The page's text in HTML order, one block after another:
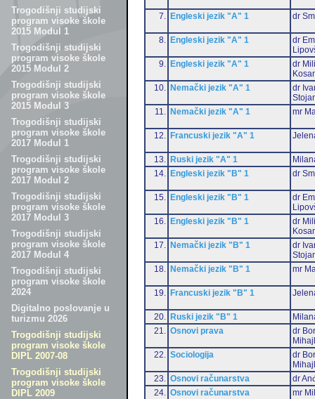
Trogodišnji studijski
program visoke škole
2015 Modul 1
Trogodišnji studijski
program visoke škole
2015 Modul 2
Trogodišnji studijski
program visoke škole
2015 Modul 3
Trogodišnji studijski
program visoke škole
2017 Modul 1
Trogodišnji studijski
program visoke škole
2017 Modul 2
Trogodišnji studijski
program visoke škole
2017 Modul 3
Trogodišnji studijski
program visoke škole
2017 Modul 4
Trogodišnji studijski
program visoke škole
2024
Digitalno poslovanje u
turizmu 2026
Trogodišnji studijski
program visoke škole
DIPL 2007-08
Trogodišnji studijski
program visoke škole
DIPL 2009
7. Engleski jezik "A" 1 dr
8. Engleski jezik "A" 1
dr
9.
Engleski jezik "A" 1
dr
10.
Nemački jezik "A" 1
dr
11.
Nemački jezik "A" 1 mr
12. Francuski jezik "A" 1
13. Ruski jezik "A" 1
14.
Engleski jezik "B" 1 dr
15. Engleski jezik "B" 1
dr
16.
Engleski jezik "B" 1
dr
17.
Nemački jezik "B" 1
dr
18.
Nemački jezik "B" 1 mr
19. Francuski jezik "B" 1
20. Ruski jezik "B" 1
21.
Osnovi prava
dr
22.
Sociologija
dr
23.
Osnovi računarstva
dr
24.
Osnovi računarstva mr